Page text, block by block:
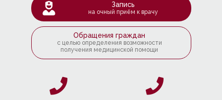
Запись
на очный приём к врачу
Обращения граждан
с целью определения возможности
получения медицинской помощи